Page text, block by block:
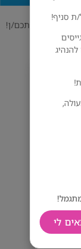
ת סניף!
לי
מחפשים אתכם/ן!
ן!